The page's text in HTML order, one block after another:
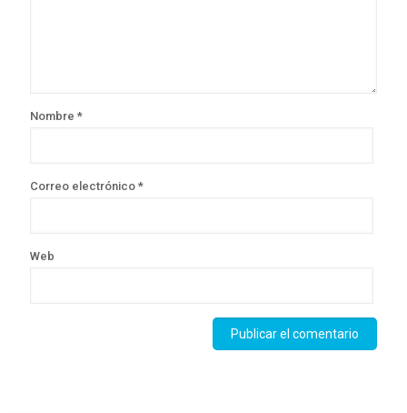
Nombre *
Correo electrónico *
Web